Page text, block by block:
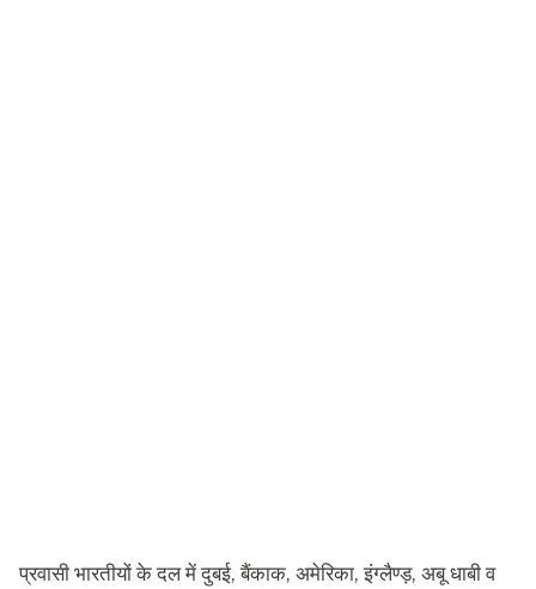
प्रवासी भारतीयों के दल में दुबई, बैंकाक, अमेरिका, इंग्लैण्ड़, अबू धाबी व